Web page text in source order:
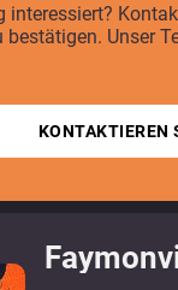
interessiert?
Unser
KONTAKTIEREN